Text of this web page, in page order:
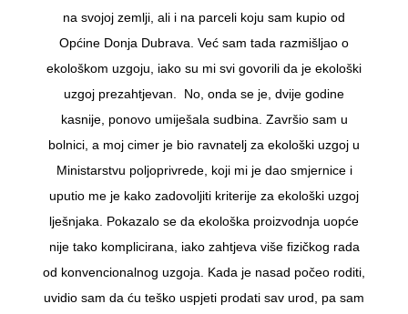
na svojoj zemlji, ali i na parceli koju sam kupio od
Općine Donja Dubrava. Već sam tada razmišljao o
ekološkom uzgoju, iako su mi svi govorili da je ekološki
uzgoj prezahtjevan. No, onda se je, dvije godine
kasnije, ponovo umiješala sudbina. Završio sam u
bolnici, a moj cimer je bio ravnatelj za ekološki uzgoj u
Ministarstvu poljoprivrede, koji mi je dao smjernice i
uputio me je kako zadovoljiti kriterije za ekološki uzgoj
lješnjaka. Pokazalo se da ekološka proizvodnja uopće
nije tako komplicirana, iako zahtjeva više fizičkog rada
od konvencionalnog uzgoja. Kada je nasad počeo roditi,
uvidio sam da ću teško uspjeti prodati sav urod, pa sam